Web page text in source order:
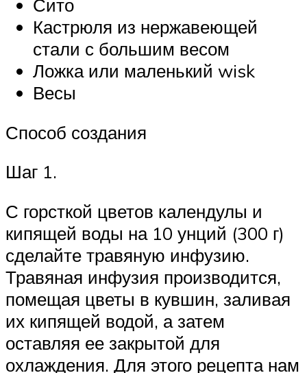
Сито
Кастрюля из нержавеющей
стали с большим весом
Ложка или маленький wisk
Весы
Способ создания
Шаг 1.
С горсткой цветов календулы и
кипящей воды на 10 унций (300 г)
сделайте травяную инфузию.
Травяная инфузия производится,
помещая цветы в кувшин, заливая
их кипящей водой, а затем
оставляя ее закрытой для
охлаждения. Для этого рецепта нам